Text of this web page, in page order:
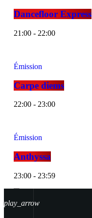
play_arrow
Dancefloor Express
21:00 - 22:00
Émission
Carpe diems
22:00 - 23:00
Émission
Anthyssa
23:00 - 23:59
En direct